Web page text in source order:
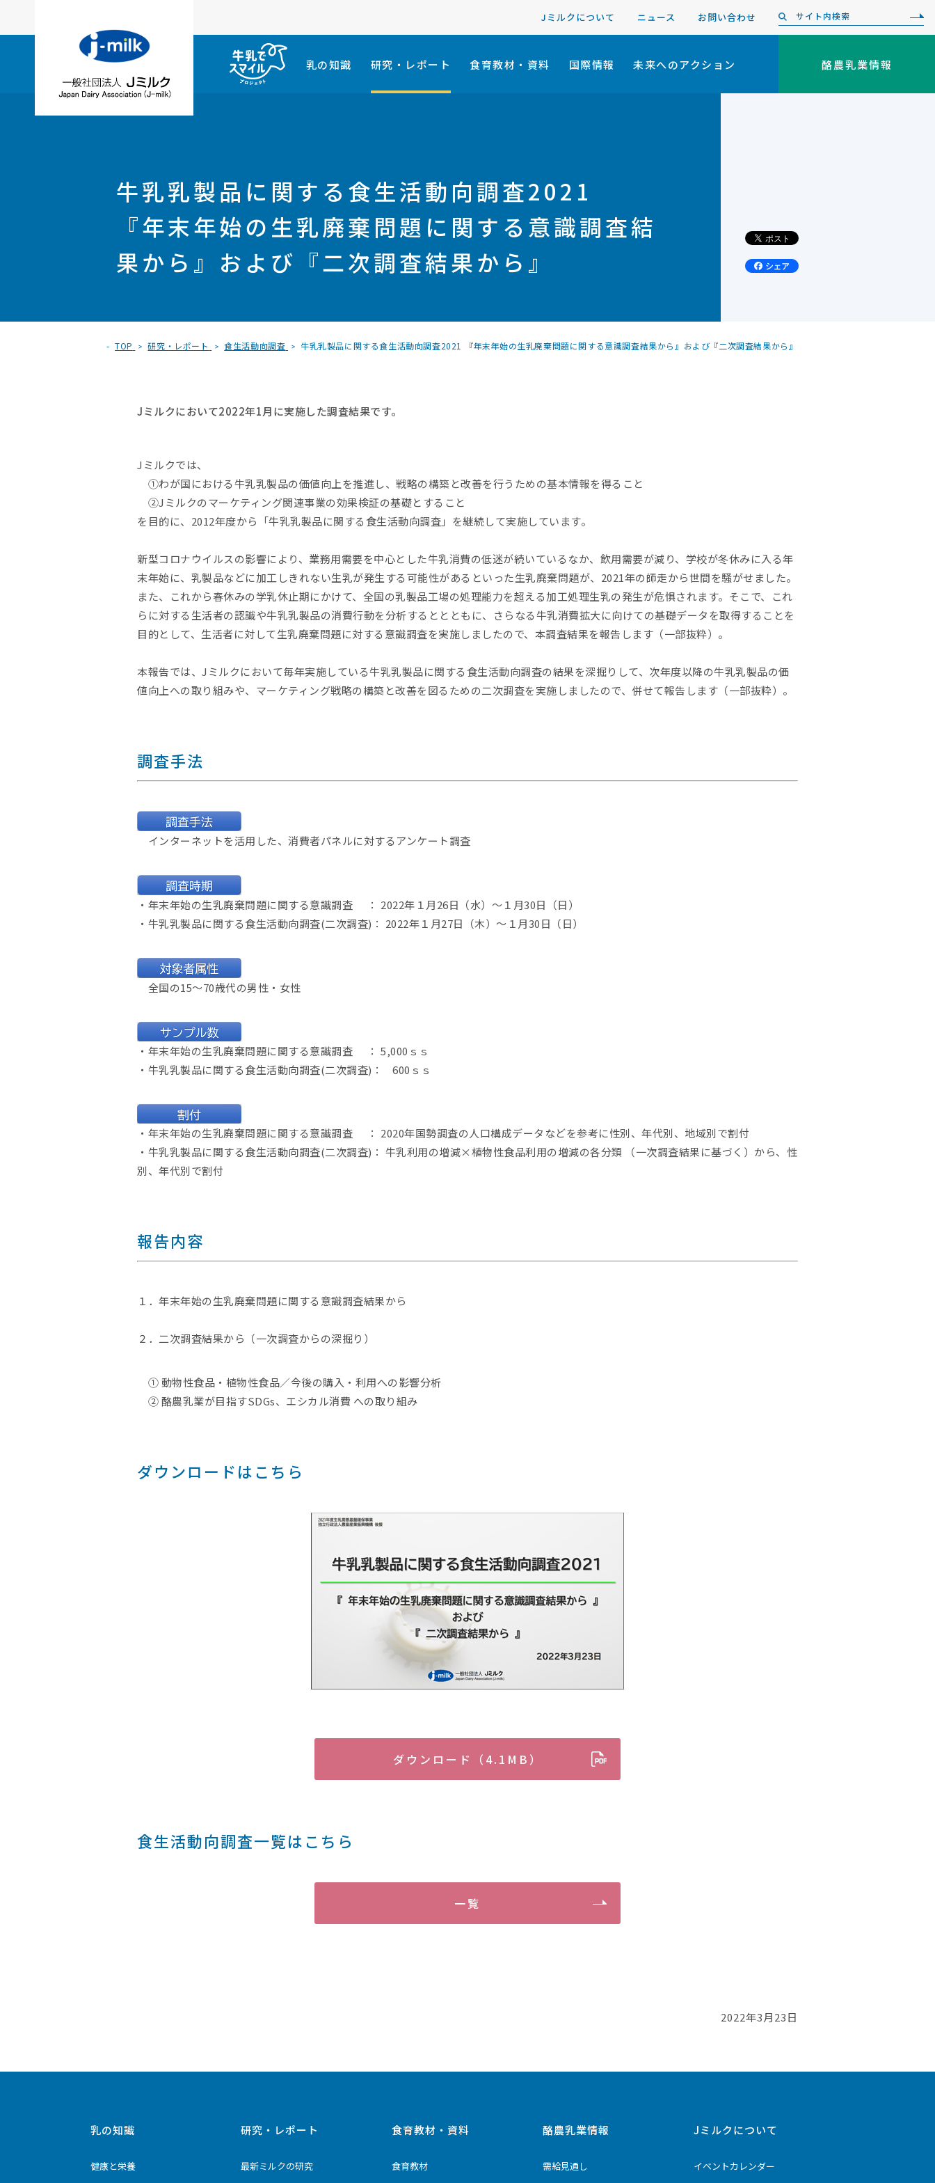
Jミルクについて ニュース お問い合わせ
乳の知識 研究・レポート 食育教材・資料 国際情報 未来へのアクション 酪農乳業情報
牛乳乳製品に関する食生活動向調査2021
『年末年始の生乳廃棄問題に関する意識調査結
果から』および『二次調査結果から』
TOP 研究・レポート 食生活動向調査 牛乳乳製品に関する食生活動向調査2021 『年末年始の生乳廃棄問題に関する意識調査結果から』および『二次調査結果から』
Jミルクにおいて2022年1月に実施した調査結果です。
Jミルクでは、
①わが国における牛乳乳製品の価値向上を推進し、戦略の構築と改善を行うための基本情報を得ること
②Jミルクのマーケティング関連事業の効果検証の基礎とすること
を目的に、2012年度から「牛乳乳製品に関する食生活動向調査」を継続して実施しています。
新型コロナウイルスの影響により、業務用需要を中心とした牛乳消費の低迷が続いているなか、飲用需要が減り、学校が冬休みに入る年
末年始に、乳製品などに加工しきれない生乳が発生する可能性があるといった生乳廃棄問題が、2021年の師走から世間を騒がせました。
また、これから春休みの学乳休止期にかけて、全国の乳製品工場の処理能力を超える加工処理生乳の発生が危惧されます。そこで、これ
らに対する生活者の認識や牛乳乳製品の消費行動を分析するととともに、さらなる牛乳消費拡大に向けての基礎データを取得することを
目的として、生活者に対して生乳廃棄問題に対する意識調査を実施しましたので、本調査結果を報告します（一部抜粋）。
本報告では、Jミルクにおいて毎年実施している牛乳乳製品に関する食生活動向調査の結果を深掘りして、次年度以降の牛乳乳製品の価
値向上への取り組みや、マーケティング戦略の構築と改善を図るための二次調査を実施しましたので、併せて報告します（一部抜粋）。
調査手法
インターネットを活用した、消費者パネルに対するアンケート調査
・年末年始の生乳廃棄問題に関する意識調査 ： 2022年１月26日（水）～１月30日（日）
・牛乳乳製品に関する食生活動向調査(二次調査)： 2022年１月27日（木）～１月30日（日）
全国の15～70歳代の男性・女性
・年末年始の生乳廃棄問題に関する意識調査 ： 5,000ｓｓ
・牛乳乳製品に関する食生活動向調査(二次調査)： 600ｓｓ
・年末年始の生乳廃棄問題に関する意識調査 ： 2020年国勢調査の人口構成データなどを参考に性別、年代別、地域別で割付
・牛乳乳製品に関する食生活動向調査(二次調査)： 牛乳利用の増減×植物性食品利用の増減の各分類 （一次調査結果に基づく）から、性
別、年代別で割付
報告内容
１．年末年始の生乳廃棄問題に関する意識調査結果から
２．二次調査結果から（一次調査からの深掘り）
① 動物性食品・植物性食品／今後の購入・利用への影響分析
② 酪農乳業が目指すSDGs、エシカル消費 への取り組み
ダウンロードはこちら
ダウンロード（4.1MB）
食生活動向調査一覧はこちら
一覧
2022年3月23日
乳の知識
健康と栄養
研究・レポート
最新ミルクの研究
食育教材・資料
食育教材
酪農乳業情報
需給見通し
Jミルクについて
イベントカレンダー